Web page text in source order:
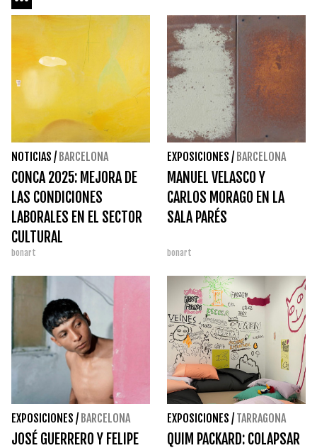
NOTICIAS / BARCELONA
CONCA 2025: MEJORA DE
LAS CONDICIONES
LABORALES EN EL SECTOR
CULTURAL
bonart
EXPOSICIONES / BARCELONA
MANUEL VELASCO Y
CARLOS MORAGO EN LA
SALA PARÉS
bonart
EXPOSICIONES / BARCELONA
JOSÉ GUERRERO Y FELIPE
EXPOSICIONES / TARRAGONA
QUIM PACKARD: COLAPSAR